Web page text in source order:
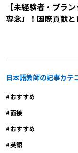
◆赤門会日本
当校は1985年創立で、
なる教務体制強化のた
×4コマ）、8000円以
【未経験者・ブラ
専念」！国際貢献
日本語教師の記事カテ
おすすめ
面接
おすすめ
英語